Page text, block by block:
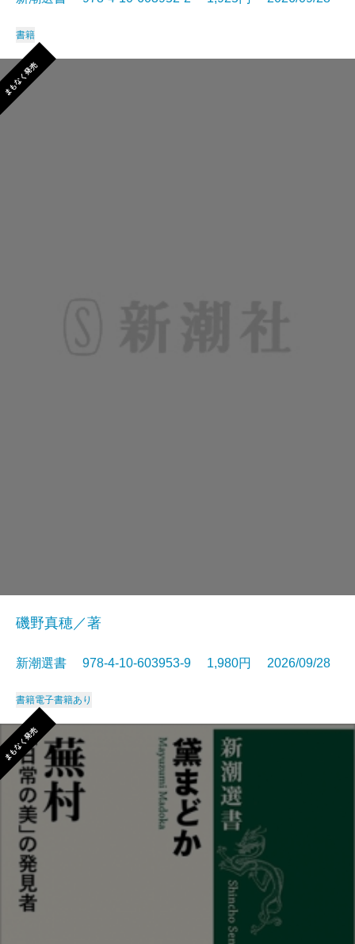
書籍
まもなく発売
磯野真穂／著
新潮選書 978-4-10-603953-9 1,980円 2026/09/28
書籍電子書籍あり
まもなく発売